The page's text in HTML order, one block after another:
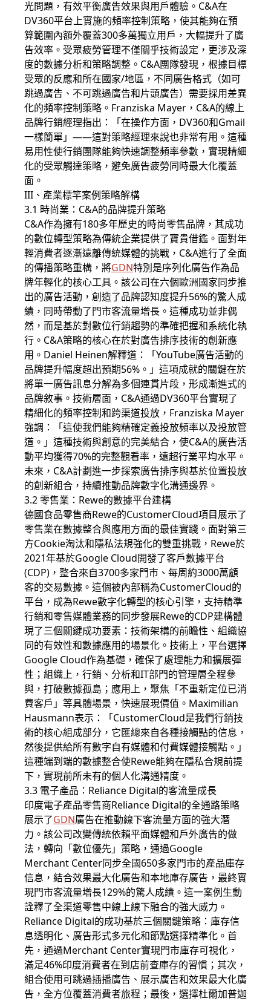
光問題，有效平衡廣告效果與用戶體驗。C&A在
DV360平台上實施的頻率控制策略，使其能夠在預
算範圍內額外覆蓋300多萬獨立用戶，大幅提升了廣
告效率。受眾疲勞管理不僅關乎技術設定，更涉及深
度的數據分析和策略調整。C&A團隊發現，根據目標
受眾的反應和所在國家/地區，不同廣告格式（如可
跳過廣告、不可跳過廣告和片頭廣告）需要採用差異
化的頻率控制策略。Franziska Mayer，C&A的線上
品牌行銷經理指出：「在操作方面，DV360和Gmail
一樣簡單」——這對策略經理來說也非常有用。這種
易用性使行銷團隊能夠快速調整頻率參數，實現精細
化的受眾觸達策略，避免廣告疲勞同時最大化覆蓋
面。
III、產業標竿案例策略解構
3.1 時尚業：C&A的品牌提升策略
C&A作為擁有180多年歷史的時尚零售品牌，其成功
的數位轉型策略為傳統企業提供了寶貴借鑑。面對年
輕消費者逐漸遠離傳統媒體的挑戰，C&A進行了全面
的傳播策略重構，將GDN特別是序列化廣告作為品
牌年輕化的核心工具。該公司在六個歐洲國家同步推
出的廣告活動，創造了品牌認知度提升56%的驚人成
績，同時帶動了門市客流量增長。這種成功並非偶
然，而是基於對數位行銷趨勢的準確把握和系統化執
行。C&A策略的核心在於對廣告排序技術的創新應
用。Daniel Heinen解釋道：「YouTube廣告活動的
品牌提升幅度超出預期56%。」這項成就的關鍵在於
將單一廣告訊息分解為多個連貫片段，形成漸進式的
品牌敘事。技術層面，C&A通過DV360平台實現了
精細化的頻率控制和跨渠道投放，Franziska Mayer
強調：「這使我們能夠精確定義投放頻率以及投放管
道。」這種技術與創意的完美結合，使C&A的廣告活
動平均獲得70%的完整觀看率，遠超行業平均水平。
未來，C&A計劃進一步探索廣告排序與基於位置投放
的創新組合，持續推動品牌數字化溝通邊界。
3.2 零售業：Rewe的數據平台建構
德國食品零售商Rewe的CustomerCloud項目展示了
零售業在數據整合與應用方面的最佳實踐。面對第三
方Cookie淘汰和隱私法規強化的雙重挑戰，Rewe於
2021年基於Google Cloud開發了客戶數據平台
(CDP)，整合來自3700多家門市、每周約3000萬顧
客的交易數據。這個被內部稱為CustomerCloud的
平台，成為Rewe數字化轉型的核心引擎，支持精準
行銷和零售媒體業務的同步發展Rewe的CDP建構體
現了三個關鍵成功要素：技術架構的前瞻性、組織協
同的有效性和數據應用的場景化。技術上，平台選擇
Google Cloud作為基礎，確保了處理能力和擴展彈
性；組織上，行銷、分析和IT部門的管理層全程參
與，打破數據孤島；應用上，聚焦「不重新定位已消
費客戶」等具體場景，快速展現價值。Maximilian
Hausmann表示：「CustomerCloud是我們行銷技
術的核心組成部分，它匯總來自各種接觸點的信息，
然後提供給所有數字自有媒體和付費媒體接觸點。」
這種端到端的數據整合使Rewe能夠在隱私合規前提
下，實現前所未有的個人化溝通精度。
3.3 電子產品：Reliance Digital的客流量成長
印度電子產品零售商Reliance Digital的全通路策略
展示了GDN廣告在推動線下客流量方面的強大潛
力。該公司改變傳統依賴平面媒體和戶外廣告的做
法，轉向「數位優先」策略，通過Google
Merchant Center同步全國650多家門市的產品庫存
信息，結合效果最大化廣告和本地庫存廣告，最終實
現門市客流量增長129%的驚人成績。這一案例生動
詮釋了全渠道零售中線上線下融合的強大威力。
Reliance Digital的成功基於三個關鍵策略：庫存信
息透明化、廣告形式多元化和節點選擇精準化。首
先，通過Merchant Center實現門市庫存可視化，
滿足46%印度消費者在到店前查庫存的習慣；其次，
組合使用可跳過插播廣告、展示廣告和效果最大化廣
告，全方位覆蓋消費者旅程；最後，選擇杜爾加普迦